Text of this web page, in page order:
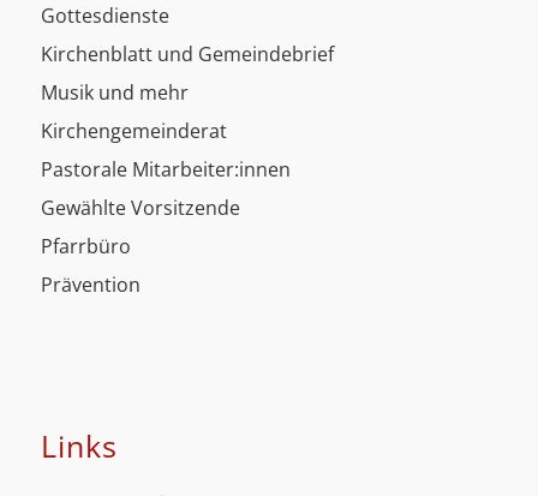
Gottesdienste
Kirchenblatt und Gemeindebrief
Musik und mehr
Kirchengemeinderat
Pastorale Mitarbeiter:innen
Gewählte Vorsitzende
Pfarrbüro
Prävention
Links